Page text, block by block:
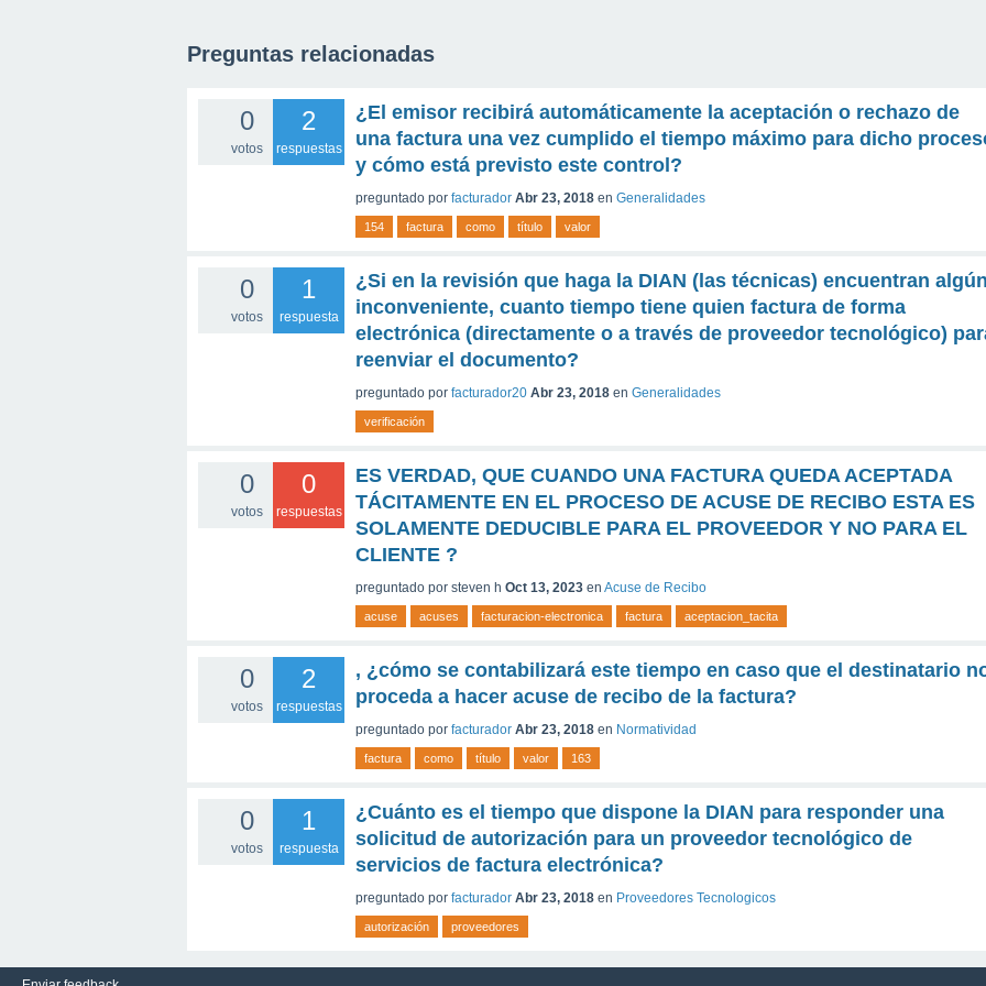
Preguntas relacionadas
0
votos
2
respuestas
¿El emisor recibirá automáticamente la aceptación o rechazo de
una factura una vez cumplido el tiempo máximo para dicho
y cómo está previsto este control?
preguntado por facturador Abr 23, 2018 en Generalidades
154 factura como título valor
0
votos
1
respuesta
¿Si en la revisión que haga la DIAN (las técnicas) encuentran algún
inconveniente, cuanto tiempo tiene quien factura de forma
electrónica (directamente o a través de proveedor tecnológico)
reenviar el documento?
preguntado por facturador20 Abr 23, 2018 en Generalidades
verificación
0
votos
0
respuestas
ES VERDAD, QUE CUANDO UNA FACTURA QUEDA ACEPTADA
TÁCITAMENTE EN EL PROCESO DE ACUSE DE RECIBO ESTA ES
SOLAMENTE DEDUCIBLE PARA EL PROVEEDOR Y NO PARA EL
CLIENTE ?
preguntado por steven h Oct 13, 2023 en Acuse de Recibo
acuse acuses facturacion-electronica factura aceptacion_tacita
0
votos
2
respuestas
, ¿cómo se contabilizará este tiempo en caso que el destinatario
proceda a hacer acuse de recibo de la factura?
preguntado por facturador Abr 23, 2018 en Normatividad
factura como título valor 163
0
votos
1
respuesta
¿Cuánto es el tiempo que dispone la DIAN para responder una
solicitud de autorización para un proveedor tecnológico de
servicios de factura electrónica?
preguntado por facturador Abr 23, 2018 en Proveedores Tecnologicos
autorización proveedores